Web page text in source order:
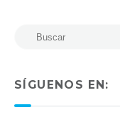
SÍGUENOS EN: